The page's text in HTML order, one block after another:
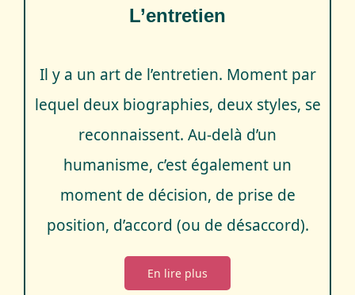
L’entretien
Il y a un art de l’entretien. Moment par
lequel deux biographies, deux styles, se
reconnaissent. Au-delà d’un
humanisme, c’est également un
moment de décision, de prise de
position, d’accord (ou de désaccord).
En lire plus